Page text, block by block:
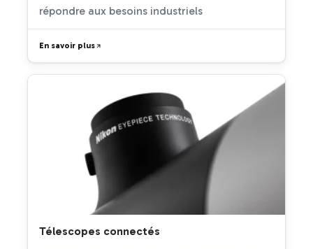
répondre aux besoins industriels
En savoir plus
Télescopes connectés